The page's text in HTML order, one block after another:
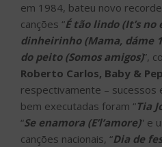
em 1984, bateu novo
canções “É tão lindo (It’s no
dinheirinho (Mama, dáme
do peito (Somos amigos)”,
Roberto Carlos, Baby &
respectivamente – sucessos
bem executadas foram “Tia
“Se enamora (E’l’amore)” e
canções nacionais, “Dia de